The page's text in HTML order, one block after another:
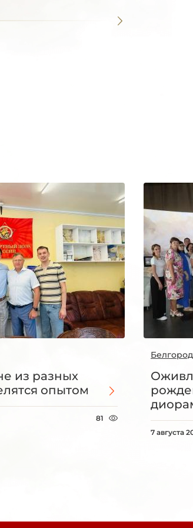
из разных
опытом
81
7 августа